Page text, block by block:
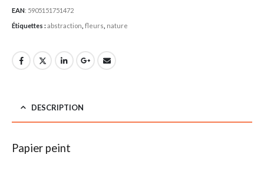
EAN: 5905151751472
Étiquettes :abstraction fleurs nature
DESCRIPTION
Papier peint